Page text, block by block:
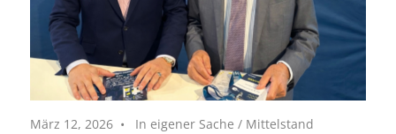
März 12, 2026 In eigener Sache / Mittelstand